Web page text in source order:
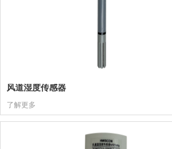
风道湿度传感器
了解更多